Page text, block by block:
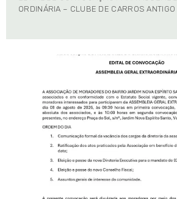
ORDINÁRIA – CLUBE DE CARROS ANTIGO